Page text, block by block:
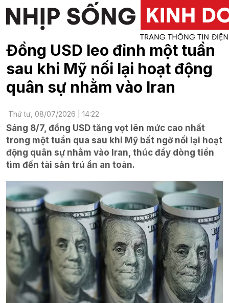
Đồng USD leo đỉnh một tuần
sau khi Mỹ nối lại hoạt động
quân sự nhằm vào Iran
Thứ tư, 08/07/2026 | 14:22
Sáng 8/7, đồng USD tăng vọt lên mức cao nhất
trong một tuần qua sau khi Mỹ bất ngờ nối lại hoạt
động quân sự nhằm vào Iran, thúc đẩy dòng tiền
tìm đến tài sản trú ẩn an toàn.